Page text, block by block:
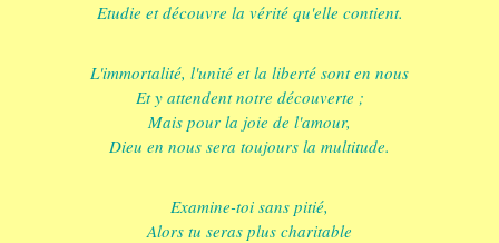
Etudie et découvre la vérité qu'elle contient.
L'immortalité, l'unité et la liberté sont en nous
Et y attendent notre découverte ;
Mais pour la joie de l'amour,
Dieu en nous sera toujours la multitude.
Examine-toi sans pitié,
Alors tu seras plus charitable